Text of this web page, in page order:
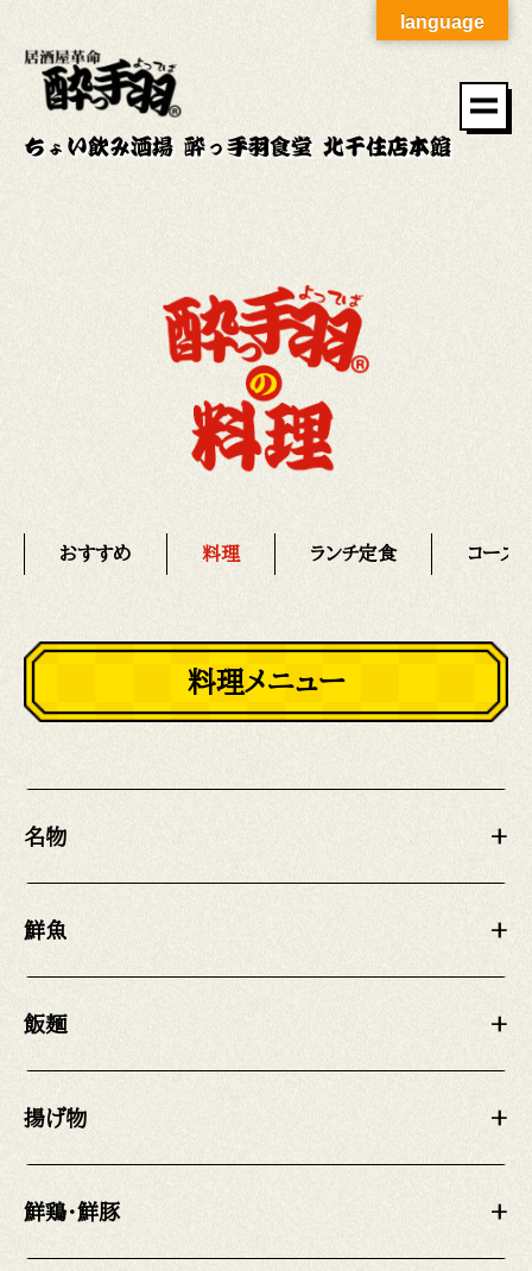
ちょい飲み酒場 酔っ手羽食堂 北千住店本館
おすすめ 料理 ランチ定食 コース
料理メニュー
名物 +
鮮魚 +
飯麺 +
揚げ物 +
鮮鶏・鮮豚 +
language